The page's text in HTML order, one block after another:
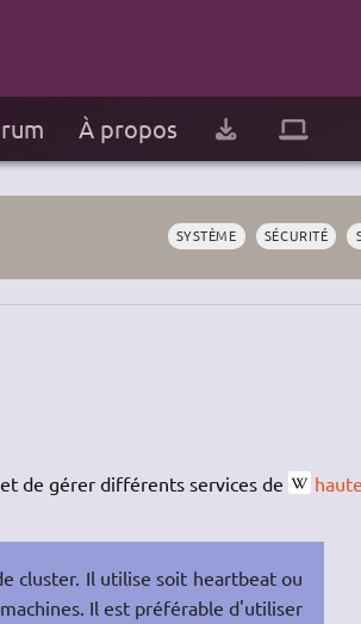
À propos
SYSTÈME SÉCURITÉ
de gérer différents services de
cluster. Il utilise soit heartbeat ou
Il est préférable d'utiliser